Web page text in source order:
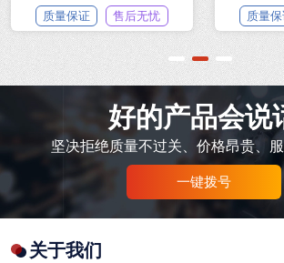
质量保证 售后无忧 质量
1 2 3
好的产品会说
坚决拒绝质量不过关、价格昂贵、服
一键拨号
关于我们